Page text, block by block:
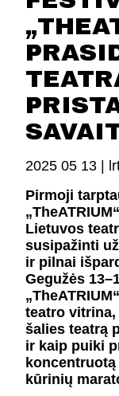
FESTIVALIS
EDUKACIJA
KULTŪROS
VIRTUALUS
DOVANŲ
KAVINĖ
ATRIBUTIKA
NAUJIENOS
VAIKŲ
Kontaktai
KONTAKTAI
PARTNERIAI
2025 05 13 |
Pirmoji
Lietuvos
susipažinti
ir pilnai
Gegužės
teatro
šalies teatrą
ir kaip puiki
kūrinių